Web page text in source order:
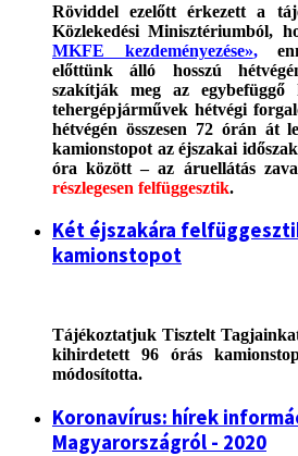
Röviddel ezelőtt érkezett a
Közlekedési Minisztériumból,
MKFE kezdeményezése»,
előttünk álló hosszú
szakítják meg az egybefüggő
tehergépjárművek hétvégi
hétvégén összesen 72 órán át
kamionstopot az éjszakai
óra között – az áruellátás
részlegesen felfüggesztik.
Két éjszakára
kamionstopot
Tájékoztatjuk Tisztelt
kihirdetett 96 órás
módosította.
Koronavírus: hírek
Magyarországról - 2020